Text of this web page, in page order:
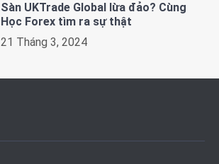
Sàn UKTrade Global lừa đảo? Cùng
Học Forex tìm ra sự thật
21 Tháng 3, 2024